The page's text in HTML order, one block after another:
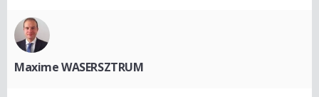
Maxime WASERSZTRUM